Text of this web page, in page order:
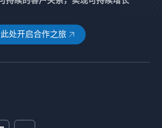
处开启合作之旅